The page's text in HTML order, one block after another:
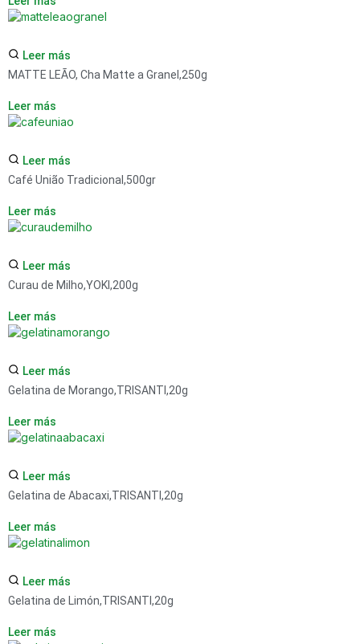
Leer más
MATTE LEÃO, Cha Matte a Granel,250g
Leer más
Leer más
Café União Tradicional,500gr
Leer más
Leer más
Curau de Milho,YOKI,200g
Leer más
Leer más
Gelatina de Morango,TRISANTI,20g
Leer más
Leer más
Gelatina de Abacaxi,TRISANTI,20g
Leer más
Leer más
Gelatina de Limón,TRISANTI,20g
Leer más